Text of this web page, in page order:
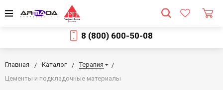
8 (800) 600-50-08
Главная Каталог
Терапия
Цементы и подкладочные материалы